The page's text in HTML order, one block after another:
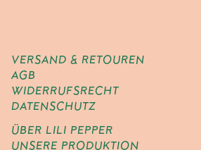
VERSAND & RETOUREN
AGB
WIDERRUFSRECHT
DATENSCHUTZ
ÜBER LILI PEPPER
UNSERE PRODUKTION